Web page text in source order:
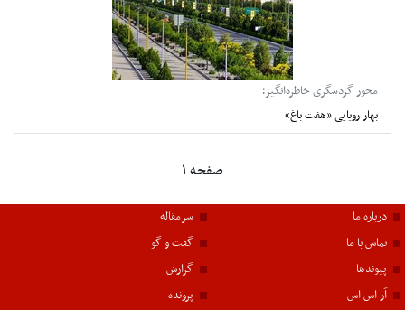
محور گردشگری خاطره‌انگیز؛
بهار رویایی «هفت باغ»
صفحه ۱
درباره ما
تماس با ما
پیوندها
آر اس اس
سرمقاله
گفت و گو
گزارش
پرونده